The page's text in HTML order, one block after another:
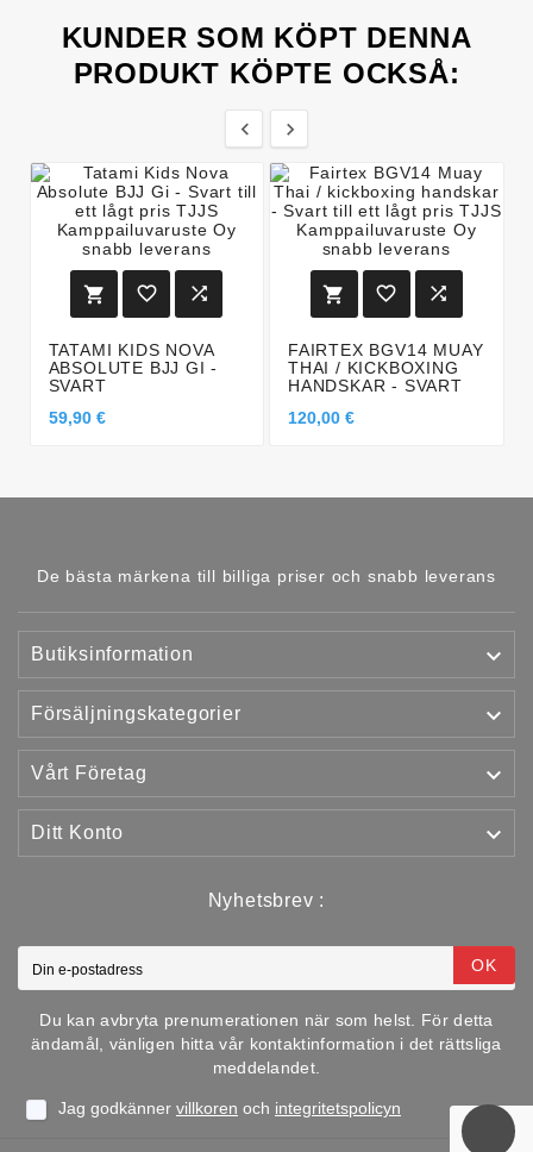
KUNDER SOM KÖPT DENNA
PRODUKT KÖPTE OCKSÅ:
 
  
TATAMI KIDS NOVA
ABSOLUTE BJJ GI -
SVART
59,90 €
  
FAIRTEX BGV14 MUAY
THAI / KICKBOXING
HANDSKAR - SVART
120,00 €
De bästa märkena till billiga priser och snabb leverans
Butiksinformation 
Försäljningskategorier 
Vårt Företag 
Ditt Konto 
Nyhetsbrev :
OK
Du kan avbryta prenumerationen när som helst. För detta
ändamål, vänligen hitta vår kontaktinformation i det rättsliga
meddelandet.
Jag godkänner villkoren och integritetspolicyn